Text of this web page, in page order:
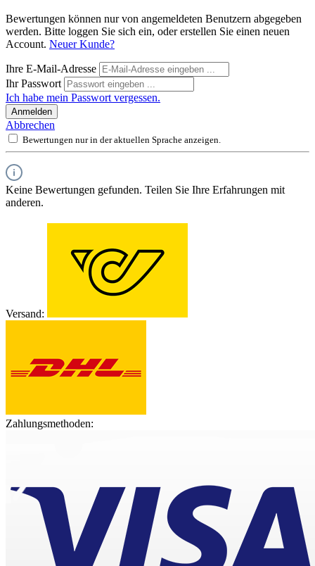
Bewertungen können nur von angemeldeten Benutzern abgegeben
werden. Bitte loggen Sie sich ein, oder erstellen Sie einen neuen
Account. Neuer Kunde?
Ihre E-Mail-Adresse
Ihr Passwort
Ich habe mein Passwort vergessen.
Anmelden
Abbrechen
Bewertungen nur in der aktuellen Sprache anzeigen.
Keine Bewertungen gefunden. Teilen Sie Ihre Erfahrungen mit
anderen.
Versand:
Zahlungsmethoden: